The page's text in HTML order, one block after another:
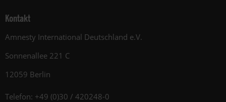
Kontakt
Amnesty International Deutschland e.V.
Sonnenallee 221 C
12059 Berlin
Telefon: +49 (0)30 / 420248-0